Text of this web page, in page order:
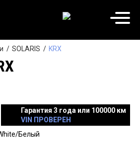
SOLARIS KRX
Гарантия 3 года или 100000 км
VIN ПРОВЕРЕН